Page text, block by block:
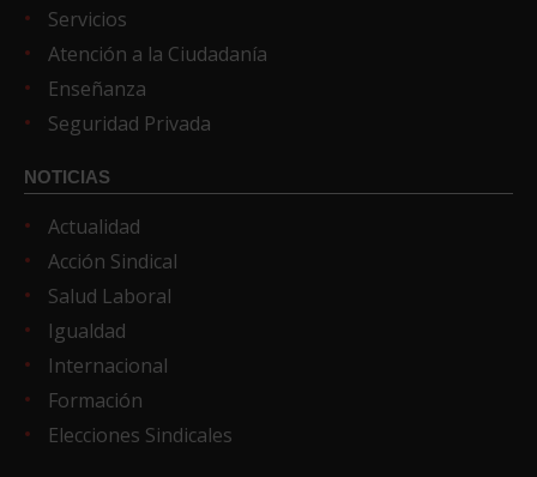
Servicios
Atención a la Ciudadanía
Enseñanza
Seguridad Privada
NOTICIAS
Actualidad
Acción Sindical
Salud Laboral
Igualdad
Internacional
Formación
Elecciones Sindicales